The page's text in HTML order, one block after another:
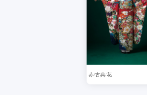
赤 古典 花